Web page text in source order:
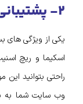
۲- پشتیبانی از اسکیما و ریچ اسنیپ
اسکیما و ریچ
راحتی بتوانید این
وب سایت شما به